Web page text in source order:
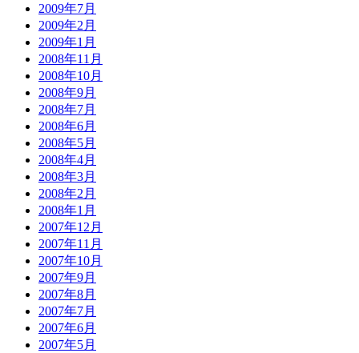
2009年7月
2009年2月
2009年1月
2008年11月
2008年10月
2008年9月
2008年7月
2008年6月
2008年5月
2008年4月
2008年3月
2008年2月
2008年1月
2007年12月
2007年11月
2007年10月
2007年9月
2007年8月
2007年7月
2007年6月
2007年5月